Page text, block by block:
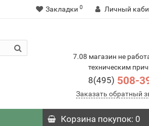
Закладки 0 Личный
7.08 магазин не
техническим
8(495) 508-
Заказать обратный
Корзинапокупок: 0